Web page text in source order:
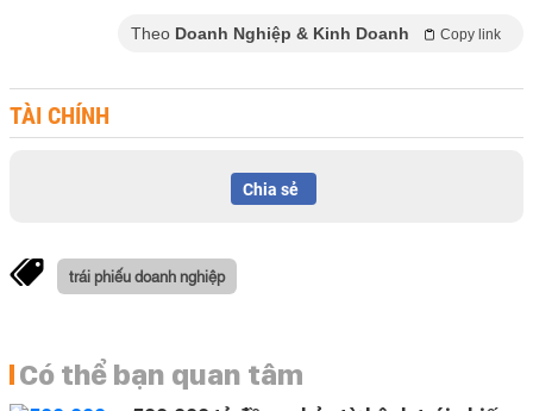
Theo Doanh Nghiệp & Kinh Doanh Copy link
TÀI CHÍNH
Chia sẻ
trái phiếu doanh nghiệp
Có thể bạn quan tâm